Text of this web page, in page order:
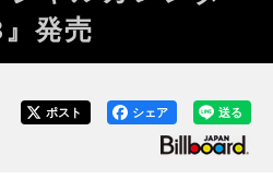
発売
送る
シェア
ポスト